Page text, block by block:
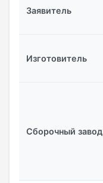
Заявитель
Изготовитель
Сборочный завод